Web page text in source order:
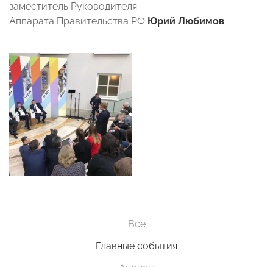
заместитель Руководителя
Аппарата Правительства РФ Юрий Любимов.
Все
Главные события